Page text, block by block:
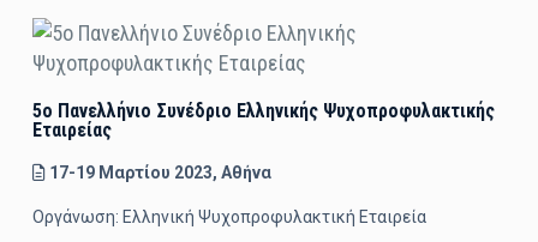
5ο Πανελλήνιο Συνέδριο Ελληνικής Ψυχοπροφυλακτικής
Εταιρείας
17-19 Μαρτίου 2023, Αθήνα
Οργάνωση: Ελληνική Ψυχοπροφυλακτική Εταιρεία